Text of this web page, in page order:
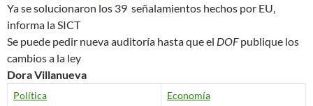
Ya se solucionaron los 39 señalamientos hechos por EU,
informa la SICT
Se puede pedir nueva auditoría hasta que el DOFpublique los
cambios a la ley
Dora Villanueva
Política Economía